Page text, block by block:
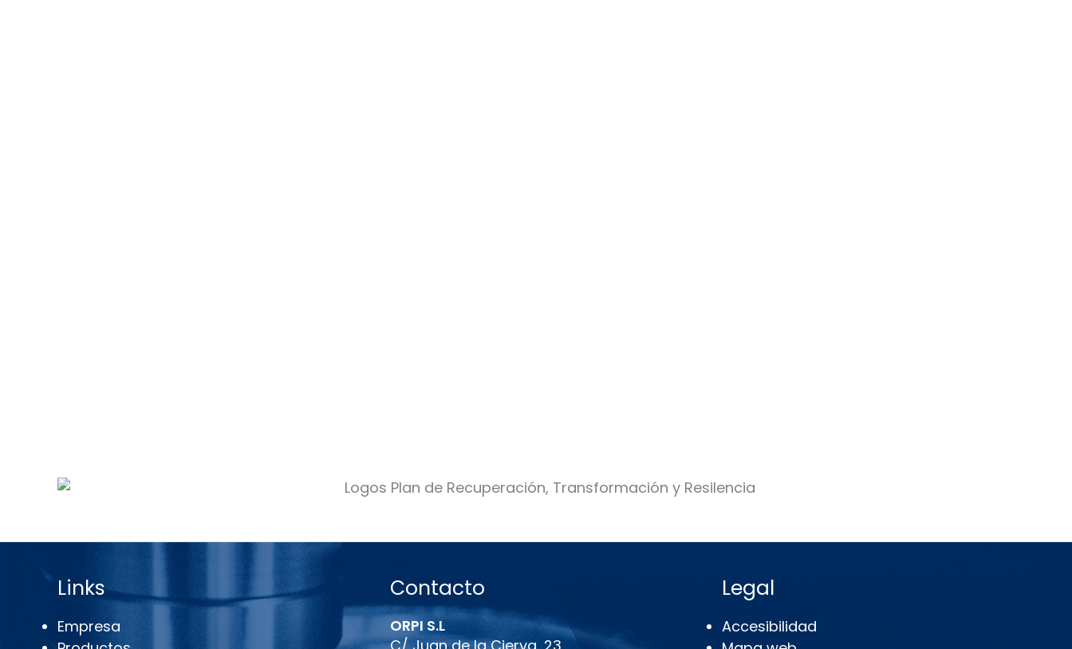
Links
Empresa
Contacto
ORPI S.L
Legal
Accesibilidad